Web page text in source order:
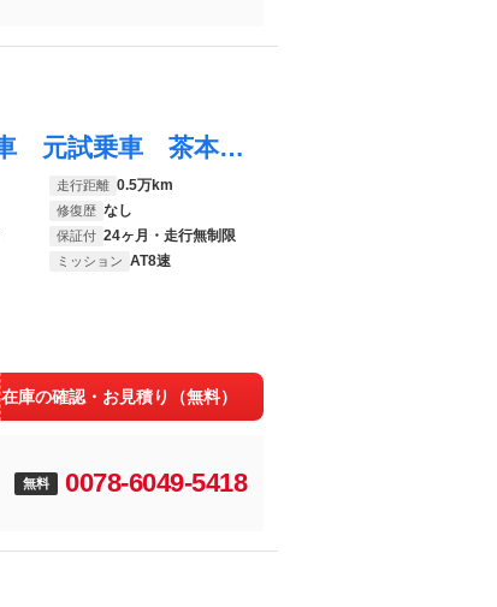
Ｘ３ ２０ ｘＤｒｉｖｅ Ｘライン 認定中古車 元試乗車 茶本革 シートヒーター ｈａｒｍａｎ／ｋａｒｄｏｎ ヘッドアップディスプレイ 電動シート アクティブクルーズコントロール フルセグＴＶ １９ＡＷ 電動テールゲート 全周囲カメラ
走行距離 0.5万km
修復歴 なし
保証付 24ヶ月・走行無制限
ミッション AT8速
在庫の確認・お見積り（無料）
無料 0078-6049-5418